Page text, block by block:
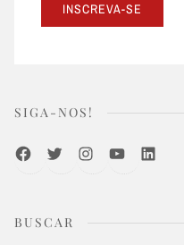
SIGA-NOS!
FacebookTwitterInstagramYoutubeLinkedIn
BUSCAR